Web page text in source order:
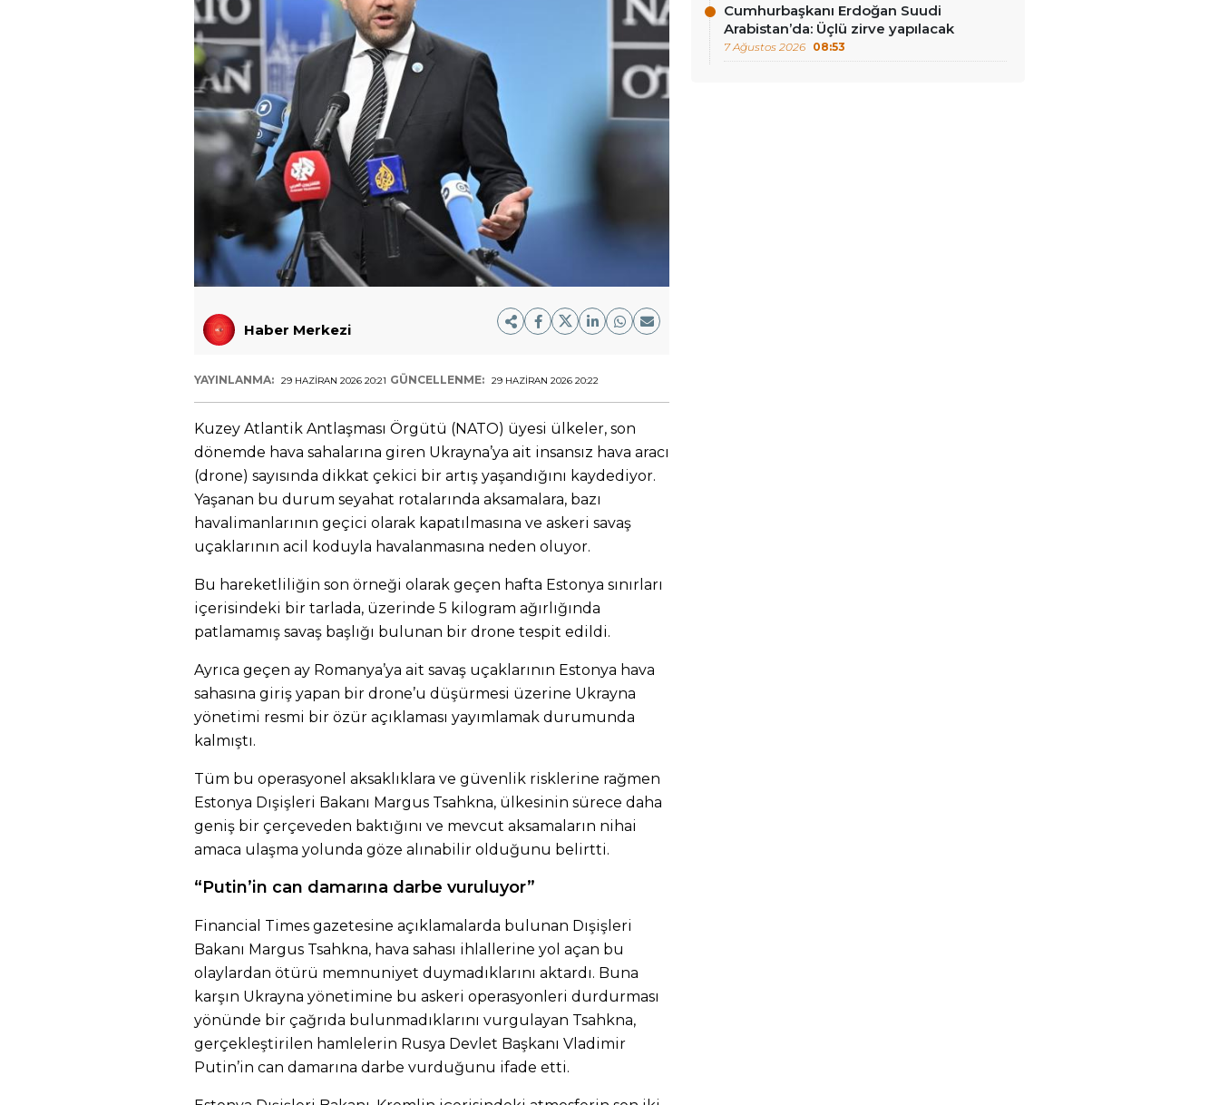
Haber Merkezi
YAYINLANMA: 29 HAZIRAN 2026 20:21 GÜNCELLENME: 29 HAZIRAN 2026 20:22
Kuzey Atlantik Antlaşması Örgütü (NATO) üyesi ülkeler, son
dönemde hava sahalarına giren Ukrayna’ya ait insansız hava aracı
(drone) sayısında dikkat çekici bir artış yaşandığını kaydediyor.
Yaşanan bu durum seyahat rotalarında aksamalara, bazı
havalimanlarının geçici olarak kapatılmasına ve askeri savaş
uçaklarının acil koduyla havalanmasına neden oluyor.
Bu hareketliliğin son örneği olarak geçen hafta Estonya sınırları
içerisindeki bir tarlada, üzerinde 5 kilogram ağırlığında
patlamamış savaş başlığı bulunan bir drone tespit edildi.
Ayrıca geçen ay Romanya’ya ait savaş uçaklarının Estonya hava
sahasına giriş yapan bir drone’u düşürmesi üzerine Ukrayna
yönetimi resmi bir özür açıklaması yayımlamak durumunda
kalmıştı.
Tüm bu operasyonel aksaklıklara ve güvenlik risklerine rağmen
Estonya Dışişleri Bakanı Margus Tsahkna, ülkesinin sürece daha
geniş bir çerçeveden baktığını ve mevcut aksamaların nihai
amaca ulaşma yolunda göze alınabilir olduğunu belirtti.
“Putin’in can damarına darbe vuruluyor”
Financial Times gazetesine açıklamalarda bulunan Dışişleri
Bakanı Margus Tsahkna, hava sahası ihlallerine yol açan bu
olaylardan ötürü memnuniyet duymadıklarını aktardı. Buna
karşın Ukrayna yönetimine bu askeri operasyonleri durdurması
yönünde bir çağrıda bulunmadıklarını vurgulayan Tsahkna,
gerçekleştirilen hamlelerin Rusya Devlet Başkanı Vladimir
Putin’in can damarına darbe vurduğunu ifade etti.
Cumhurbaşkanı Erdoğan Suudi
Arabistan’da: Üçlü zirve yapılacak
7 Ağustos 2026 08:53